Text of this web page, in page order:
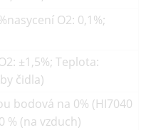
O2: 0,1%;
±1,5%; Teplota:
čidla)
bodová na 0% (HI7040
% (na vzduch)